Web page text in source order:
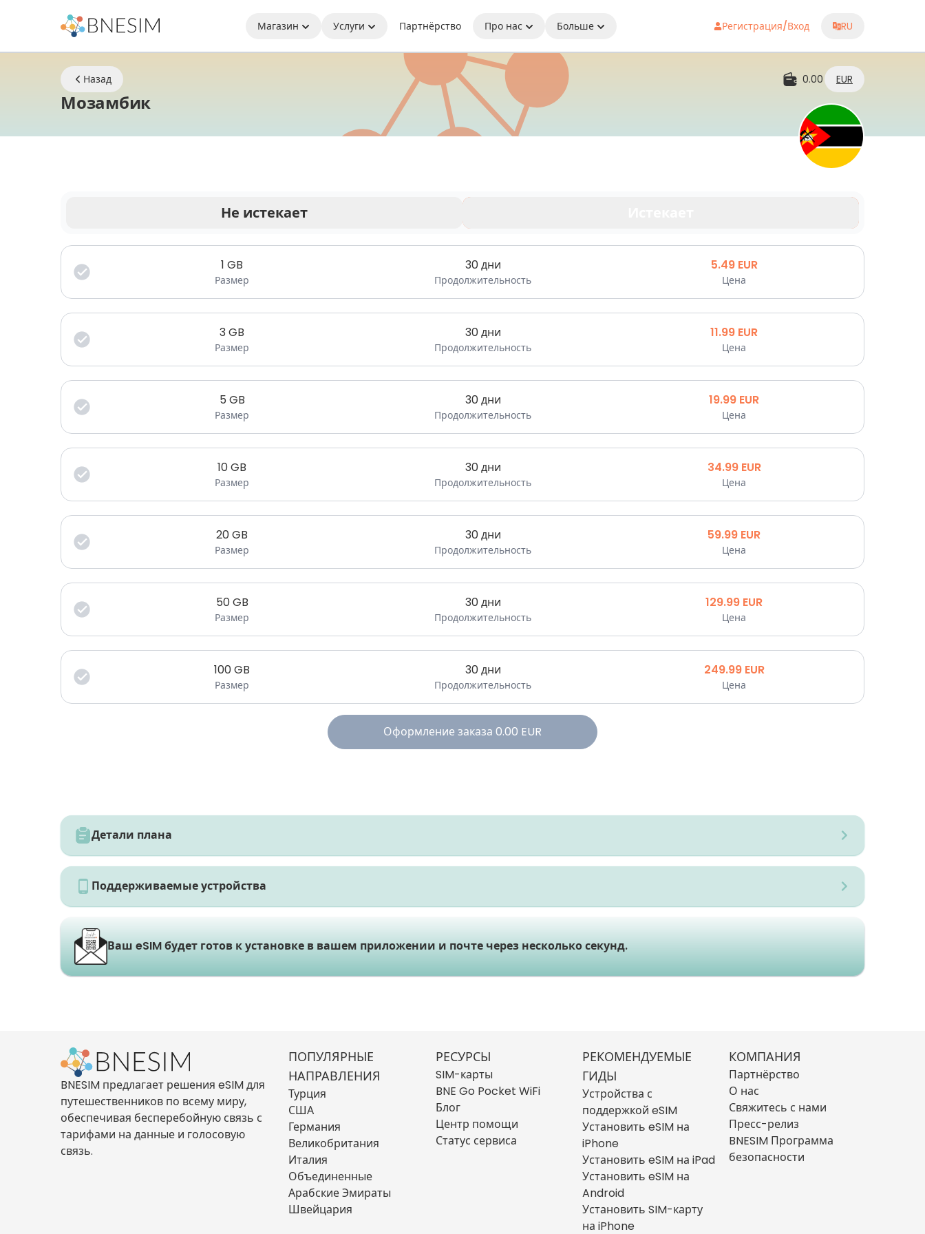
Магазин Услуги Партнёрство Про нас Больше Регистрация/Вход RU
Назад 0.00 EUR
МозамбикeSIM | Оставайтесь на связи где бы вы ни находились
Не истекает
Ваши данные действительны в течение ограниченного времени.
1 GB
Размер
30 дни
Продолжительность
5.49 EUR
Цена
3GB
Размер
30 дни
Продолжительность
11.99 EUR
Цена
5 GB
Размер
30 дни
Продолжительность
19.99 EUR
Цена
10GB
Размер
30 дни
Продолжительность
34.99 EUR
Цена
20GB
Размер
30 дни
Продолжительность
59.99 EUR
Цена
50GB
Размер
30 дни
Продолжительность
129.99 EUR
Цена
100GB
Размер
30 дни
Продолжительность
249.99 EUR
Цена
Оформление заказа 0.00 EUR
Детали плана
Поддерживаемые устройства
Ваш eSIM будет готов к установке в вашем приложении и почте через несколько секунд.
BNESIM предлагает решения eSIM для
путешественников по всему миру,
обеспечивая бесперебойную связь с
тарифами на данные и голосовую
связь.
ПОПУЛЯРНЫЕ
НАПРАВЛЕНИЯ
Турция
США
Германия
Великобритания
Италия
Объединенные
Арабские Эмираты
Швейцария
РЕСУРСЫ
SIM-карты
BNE Go Pocket WiFi
Блог
Центр помощи
Статус сервиса
РЕКОМЕНДУЕМЫЕ
ГИДЫ
Устройства с
поддержкой eSIM
Установить eSIM на
iPhone
Установить eSIM на iPad
Установить eSIM на
Android
Установить SIM-карту
на iPhone
КОМПАНИЯ
Партнёрство
О нас
Свяжитесь с нами
Пресс-релиз
BNESIM Программа
безопасности